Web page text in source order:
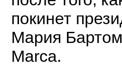
покинет
Мария
Marca.